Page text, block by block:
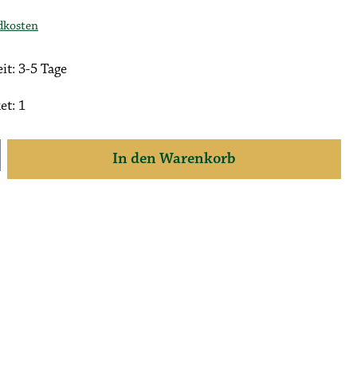
3-5 Tage
1
gewünschten Wert ein oder benutze
In den Warenkorb